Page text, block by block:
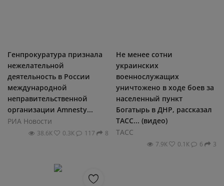
Генпрокуратура признала
нежелательной
деятельность в России
международной
неправительственной
организации Amnesty...
РИА Новости
38.6К 0.3К 117 8
Не менее сотни
украинских
военнослужащих
уничтожено в ходе боев за
населенный пункт
Богатырь в ДНР, рассказал
ТАСС... (видео)
ТАСС
7.9К 0.1К 6 3